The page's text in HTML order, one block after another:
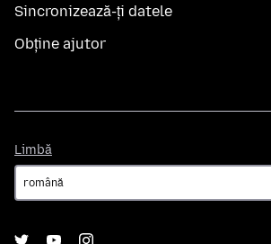
Sincronizează-ți datele
Obține ajutor
Limbă